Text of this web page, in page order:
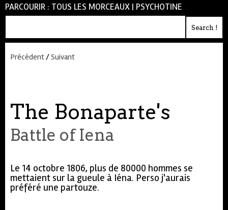
PARCOURIR : TOUS LES MORCEAUX | PSYCHOTINE
Précédent/Suivant
The Bonaparte's
Battle of Iena
Le 14 octobre 1806, plus de 80000 hommes se
mettaient sur la gueule à Iéna. Perso j'aurais
préféré une partouze.